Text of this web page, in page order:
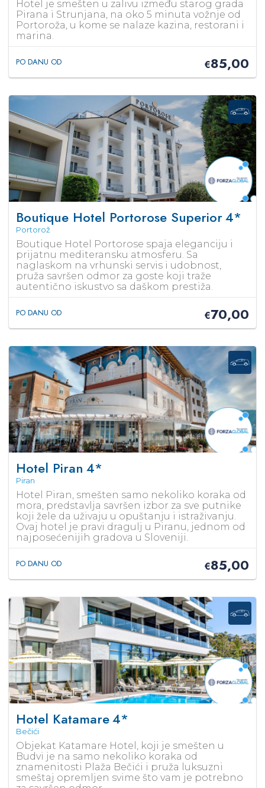
Hotel je smešten u zalivu između starog grada
Pirana i Strunjana, na oko 5 minuta vožnje od
Portoroža, u kome se nalaze kazina, restorani i
marina.
PO DANU OD €85,00
Boutique Hotel Portorose Superior4*
Portorož
Boutique Hotel Portorose spaja eleganciju i
prijatnu mediteransku atmosferu. Sa
naglaskom na vrhunski servis i udobnost,
pruža savršen odmor za goste koji traže
autentično iskustvo sa daškom prestiža.
PO DANU OD €70,00
Hotel Piran 4*
Piran
Hotel Piran, smešten samo nekoliko koraka od
mora, predstavlja savršen izbor za sve putnike
koji žele da uživaju u opuštanju i istraživanju.
Ovaj hotel je pravi dragulj u Piranu, jednom od
najposećenijih gradova u Sloveniji.
PO DANU OD €85,00
Hotel Katamare4*
Bečići
Objekat Katamare Hotel, koji je smešten u
Budvi je na samo nekoliko koraka od
znamenitosti Plaža Bečići i pruža luksuzni
smeštaj opremljen svime što vam je potrebno